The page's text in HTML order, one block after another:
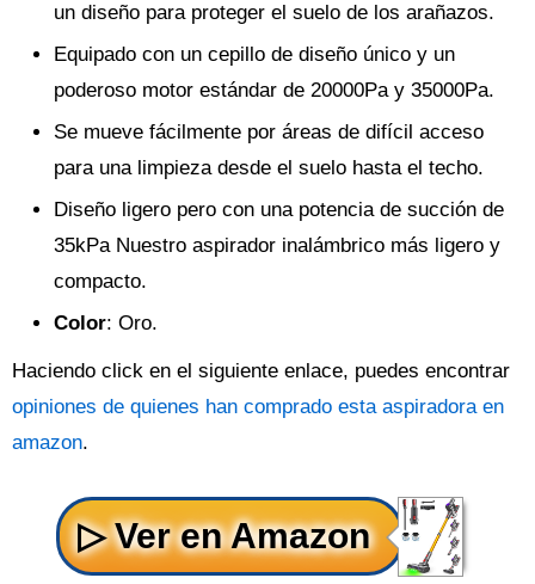
un diseño para proteger el suelo de los arañazos.
Equipado con un cepillo de diseño único y un
poderoso motor estándar de 20000Pa y 35000Pa.
Se mueve fácilmente por áreas de difícil acceso
para una limpieza desde el suelo hasta el techo.
Diseño ligero pero con una potencia de succión de
35kPa Nuestro aspirador inalámbrico más ligero y
compacto.
Color: Oro.
Haciendo click en el siguiente enlace, puedes encontrar
opiniones de quienes han comprado esta aspiradora en
amazon.